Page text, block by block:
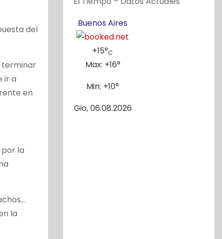
del
terminar
ir a
en
la
la
Buenos Aires
+15°C
Max: +16°
Min: +10°
Gio, 06.08.2026